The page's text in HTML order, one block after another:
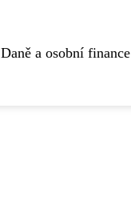
Daně a osobní finance